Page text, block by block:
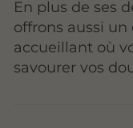
En plus de ses
offrons aussi
accueillant où
savourer vos